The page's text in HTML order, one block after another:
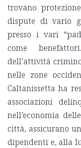
trovano
dispute di vario
presso i vari
come
dell’attività
nelle zone
Caltanissetta ha
associazioni
nell’economia
città, assicurano
dipendenti e, alla